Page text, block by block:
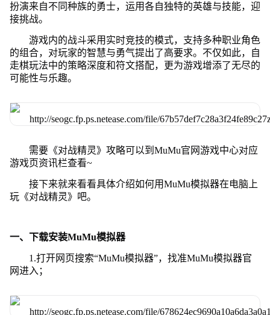
扮演来自不同种族的勇士，运用各自独特的英雄与技能，迎
接挑战。
游戏内的战斗采用实时竞技的模式，支持多种职业角色
的组合，对玩家的智慧与勇气提出了高要求。不仅如此，自
走棋玩法中的策略深度和符文搭配，更为游戏增添了无尽的
可能性与乐趣。
需要《对战精灵》攻略可以到MuMu官网游戏中心对应
游戏页资讯栏查看~
接下来就来看看具体介绍如何用MuMu模拟器在电脑上
玩《对战精灵》吧。
一、下载安装MuMu模拟器
1.打开网页搜索“MuMu模拟器”，找准MuMu模拟器官
网进入；